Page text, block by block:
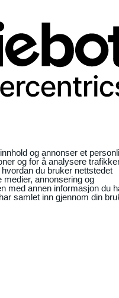
og annonser et
og for å analysere
du bruker nettstedet
annonsering og
med annen informasjon du
samlet inn gjennom din